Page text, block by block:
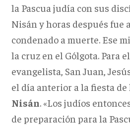
la Pascua judía con sus
Nisán y horas después fue
condenado a muerte. Ese
la cruz en el Gólgota. Para
evangelista, San Juan,
el día anterior a la fiesta de
Nisán. «Los judíos
de preparación para la